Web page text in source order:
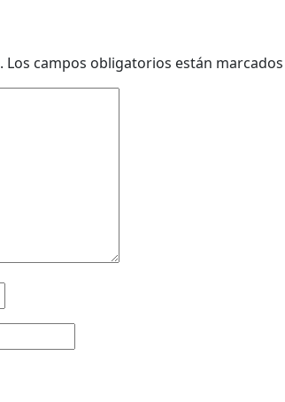
Los campos obligatorios están